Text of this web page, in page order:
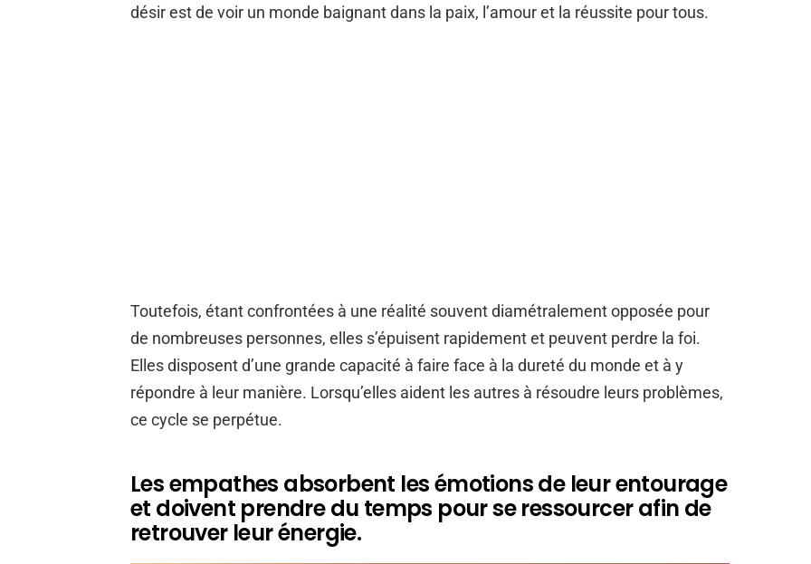
désir est de voir un monde baignant dans la paix, l’amour et la réussite pour tous.
Toutefois, étant confrontées à une réalité souvent diamétralement opposée pour
de nombreuses personnes, elles s’épuisent rapidement et peuvent perdre la foi.
Elles disposent d’une grande capacité à faire face à la dureté du monde et à y
répondre à leur manière. Lorsqu’elles aident les autres à résoudre leurs problèmes,
ce cycle se perpétue.
Les empathes absorbent les émotions de leur entourage
et doivent prendre du temps pour se ressourcer afin de
retrouver leur énergie.